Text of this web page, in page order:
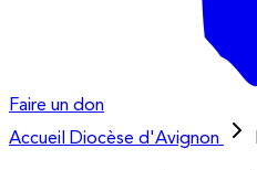
Faire un don
Accueil
Diocèse d'Avignon